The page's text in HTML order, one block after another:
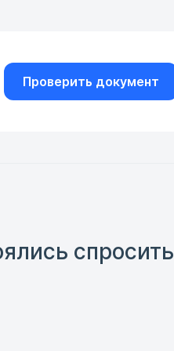
Проверить документ
спросить